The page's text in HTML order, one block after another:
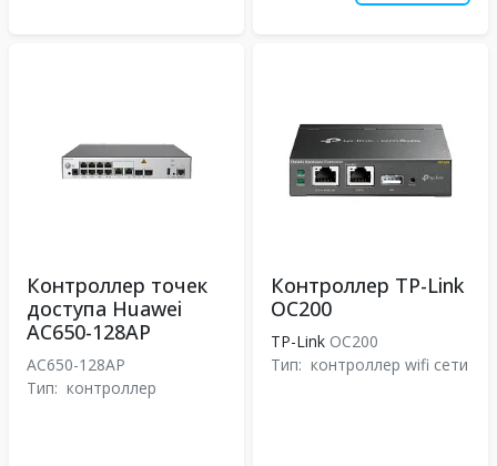
Контроллер точек
доступа Huawei
AC650-128AP
AC650-128AP
Тип: контроллер
Контроллер TP-Link
OC200
TP-Link OC200
Тип: контроллер wifi сети